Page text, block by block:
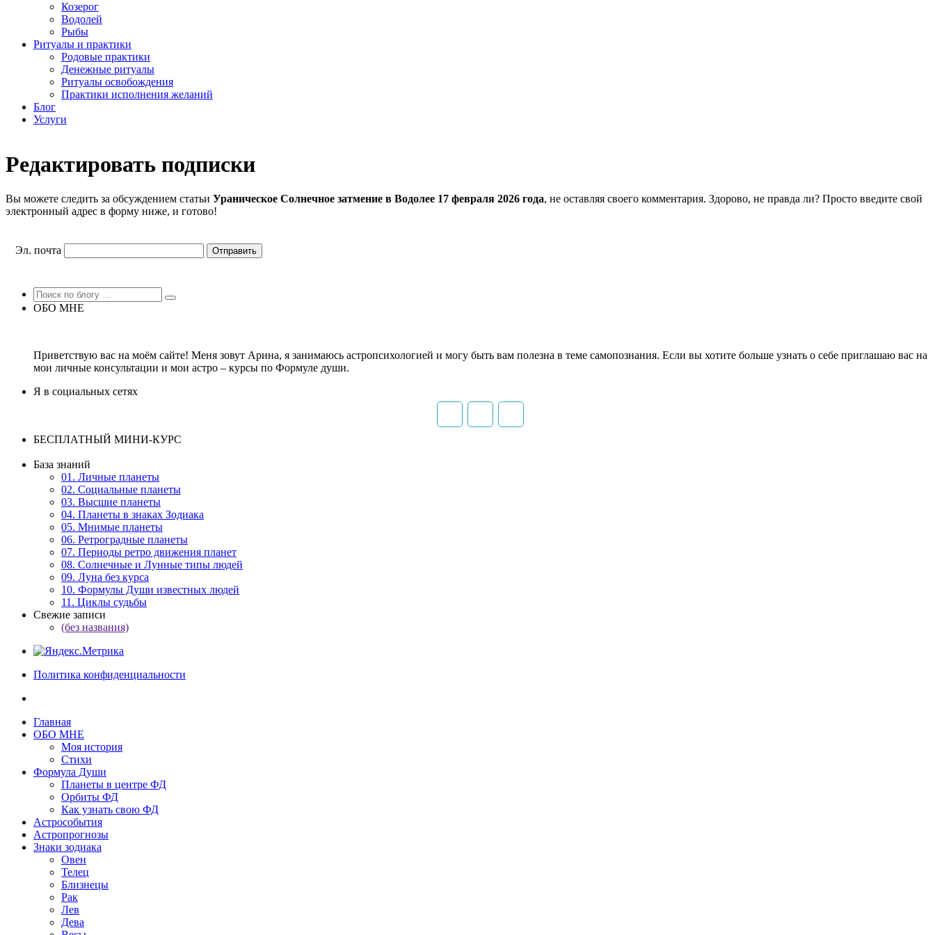
Козерог
Водолей
Рыбы
Ритуалы и практики
Родовые практики
Денежные ритуалы
Ритуалы освобождения
Практики исполнения желаний
Блог
Услуги
Редактировать подписки
Вы можете следить за обсуждением статьи Ураническое Солнечное затмение в Водолее 17 февраля 2026 года, не оставляя своего комментария. Здорово, не правда ли? Просто введите свой
электронный адрес в форму ниже, и готово!
Эл. почта
ОБО МНЕ
Приветствую вас на моём сайте! Меня зовут Арина, я занимаюсь астропсихологией и могу быть вам полезна в теме самопознания. Если вы хотите больше узнать о себе приглашаю вас на
мои личные консультации и мои астро – курсы по Формуле души.
Я в социальных сетях
БЕСПЛАТНЫЙ МИНИ-КУРС
База знаний
01. Личные планеты
02. Социальные планеты
03. Высшие планеты
04. Планеты в знаках Зодиака
05. Мнимые планеты
06. Ретроградные планеты
07. Периоды ретро движения планет
08. Солнечные и Лунные типы людей
09. Луна без курса
10. Формулы Души известных людей
11. Циклы судьбы
Свежие записи
(без названия)
Политика конфиденциальности
Главная
ОБО МНЕ
Моя история
Стихи
Формула Души
Планеты в центре ФД
Орбиты ФД
Как узнать свою ФД
Астрособытия
Астропрогнозы
Знаки зодиака
Овен
Телец
Близнецы
Рак
Лев
Дева